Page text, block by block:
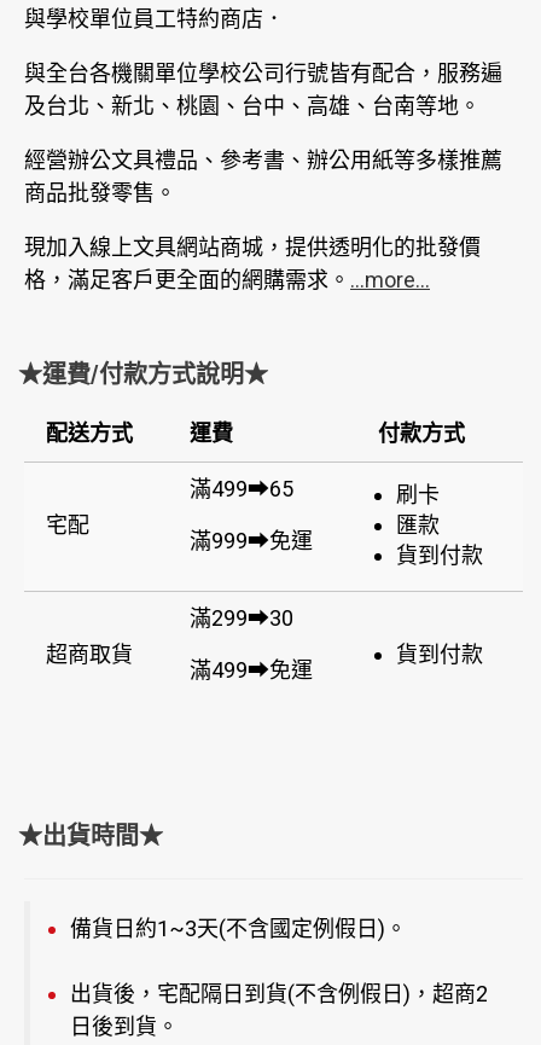
與學校單位員工特約商店．
與全台各機關單位學校公司行號皆有配合，服務遍
及台北、新北、桃園、台中、高雄、台南等地。
經營辦公文具禮品、參考書、辦公用紙等多樣推薦
商品批發零售。
現加入線上文具網站商城，提供透明化的批發價
格，滿足客戶更全面的網購需求。 ...more...
★運費/付款方式說明★
配送方式 運費 付款方式
宅配
滿499➡65
滿999➡免運
刷卡
匯款
貨到付款
超商取貨
滿299➡30
滿499➡免運
貨到付款
★出貨時間★
備貨日約1~3天(不含國定例假日)。
出貨後，宅配隔日到貨(不含例假日)，超商2
日後到貨。